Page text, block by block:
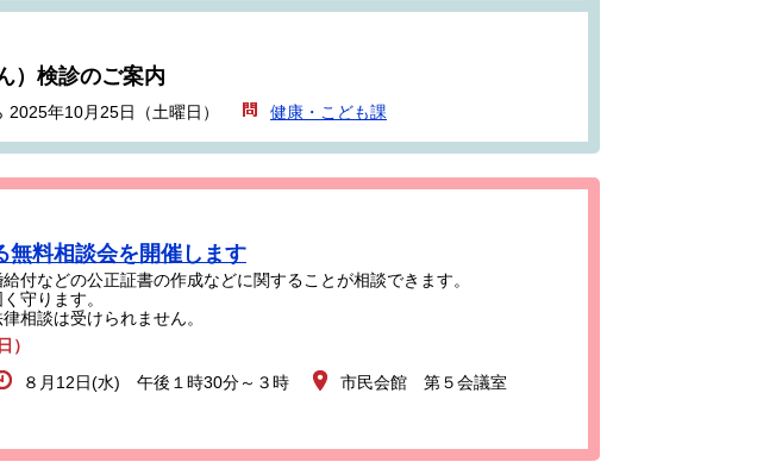
）検診のご案内
年10月25日（土曜日） 健康・こども課
無料相談会を開催します
付などの公正証書の作成などに関することが相談できます。
守ります。
相談は受けられません。
）
８月12日(水) 午後１時30分～３時
市民会館 第５会議室